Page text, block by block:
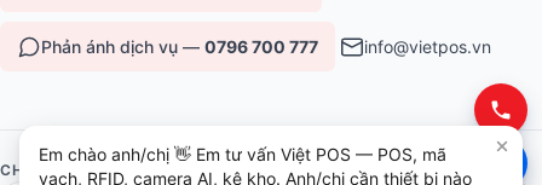
Phản ánh dịch vụ — 0796 700 777 info@vietpos.vn
CHỨNG NHẬN & UY TÍN
Em chào anh/chị 👋 Em tư vấn Việt POS — POS, mã
vạch, RFID, camera AI, kệ kho. Anh/chị cần thiết bị nào